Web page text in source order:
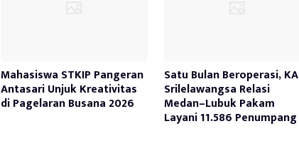
Mahasiswa STKIP Pangeran
Antasari Unjuk Kreativitas
di Pagelaran Busana 2026
Satu Bulan Beroperasi, KA
Srilelawangsa Relasi
Medan–Lubuk Pakam
Layani 11.586 Penumpang